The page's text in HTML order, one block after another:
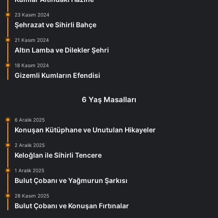
23 Kasım 2024
Şehrazat ve Sihirli Bahçe
21 Kasım 2024
Altın Lamba ve Dilekler Şehri
18 Kasım 2024
Gizemli Kumların Efendisi
6 Yaş Masalları
6 Aralık 2025
Konuşan Kütüphane ve Unutulan Hikayeler
2 Aralık 2025
Keloğlan ile Sihirli Tencere
1 Aralık 2025
Bulut Çobanı ve Yağmurun Şarkısı
28 Kasım 2025
Bulut Çobanı ve Konuşan Fırtınalar